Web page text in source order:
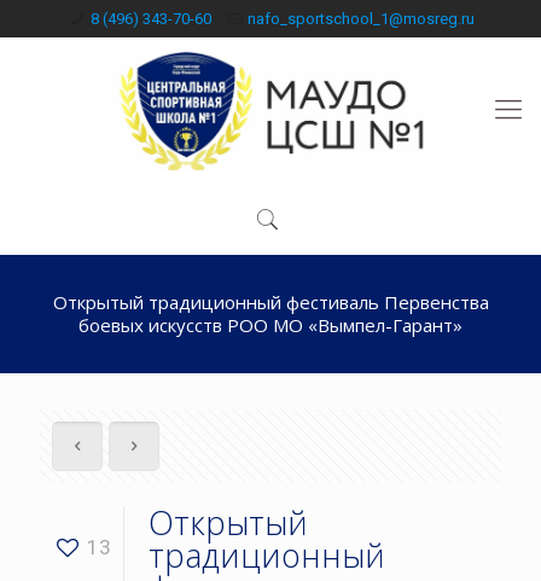
8 (496) 343-70-60 nafo_sportschool_1@mosreg.ru
Открытый традиционный фестиваль Первенства
боевых искусств РОО МО «Вымпел-Гарант»
13
Открытый
традиционный